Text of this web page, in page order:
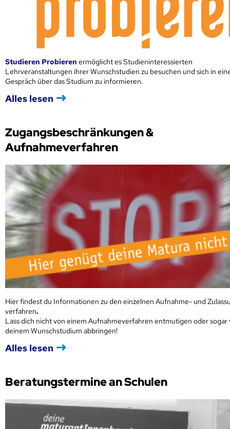
Studieren Probieren ermöglicht es Studieninteressierten
Lehrveranstaltungen ihrer Wunschstudien zu besuchen und sich in
Gespräch über das Studium zu informieren.
Alles lesen
Zugangsbeschränkungen &
Aufnahmeverfahren
Hier findest du Informationen zu den einzelnen Aufnahme- und
verfahren.
Lass dich nicht von einem Aufnahmeverfahren entmutigen oder sogar
deinem Wunschstudium abbringen!
Alles lesen
Beratungstermine an Schulen